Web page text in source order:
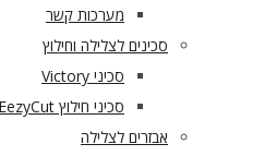
מערכות קשר
סכינים לצלילה וחילוץ
סכיני Victory
סכיני חילוץ EezyCut
אבזרים לצלילה